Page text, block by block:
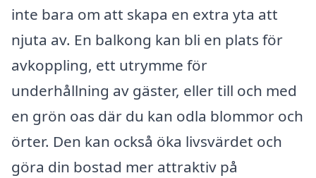
inte bara om att skapa en extra yta att
njuta av. En balkong kan bli en plats för
avkoppling, ett utrymme för
underhållning av gäster, eller till och med
en grön oas där du kan odla blommor och
örter. Den kan också öka livsvärdet och
göra din bostad mer attraktiv på